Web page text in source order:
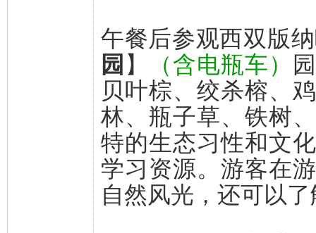
午餐后参观西双版
园 】 （含电瓶车）
贝叶棕、绞杀榕、
林、瓶子草、铁树
特的生态习性和文
学习资源。游客在
自然风光，还可以